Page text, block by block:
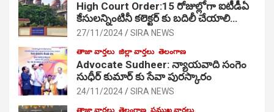
High Court Order:15 రోజుల్లోగా ఐటీడీఏ
కేసులన్నింటినీ కలెక్టర్ కు బదిలీ చేయాలి…
27/11/2024 SIRA NEWS
తాజా వార్తలు జిల్లా వార్తలు తెలంగాణ
Advocate Sudheer: న్యాయవాది సంగెం
సుధీర్ కుమార్ కు సేవా పురస్కారం
24/11/2024 SIRA NEWS
తాజా వార్తలు తెలంగాణ ప్రముఖ వార్తలు